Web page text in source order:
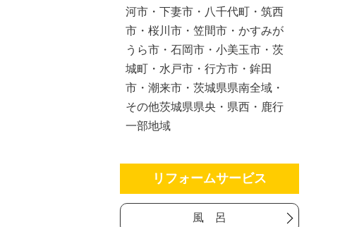
河市・下妻市・八千代町・筑西
市・桜川市・笠間市・かすみが
うら市・石岡市・小美玉市・茨
城町・水戸市・行方市・鉾田
市・潮来市・茨城県県南全域・
その他茨城県県央・県西・鹿行
一部地域
リフォームサービス
風 呂